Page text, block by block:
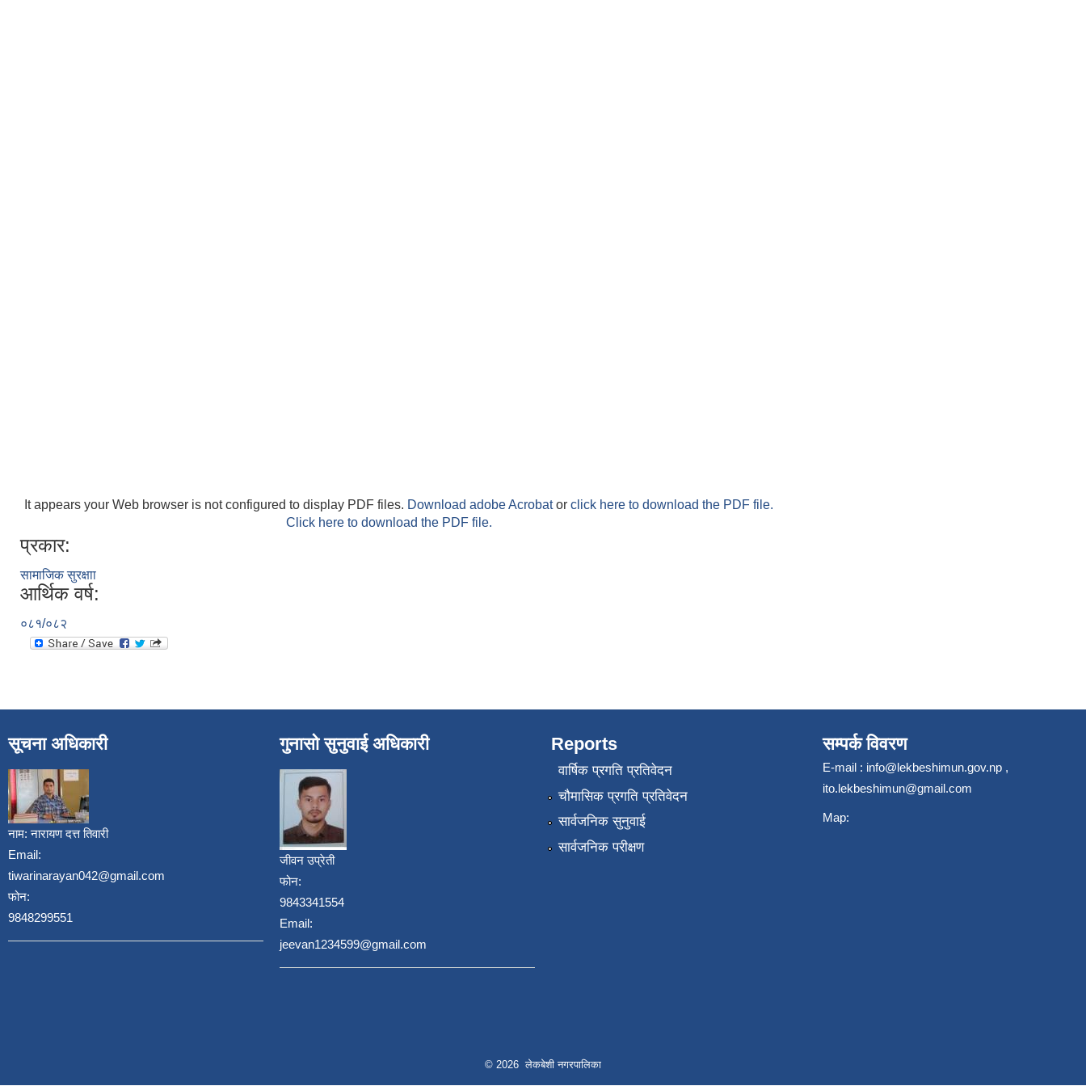
It appears your Web browser is not configured to display PDF files. Download adobe Acrobator click here to download the PDF file.
Click here to download the PDF file.
प्रकार:
सामाजिक सुरक्षाा
आर्थिक वर्ष:
०८१/०८२
सूचना अधिकारी
नाम:नारायण दत्त तिवारी
Email:
tiwarinarayan042@gmail.com
फोन:
9848299551
गुनासो सुनुवाई अधिकारी
जीवन उप्रेती
फोन:
9843341554
Email:
jeevan1234599@gmail.com
Reports
वार्षिक प्रगति प्रतिवेदन
चौमासिक प्रगति प्रतिवेदन
सार्वजनिक सुनुवाई
सार्वजनिक परीक्षण
सम्पर्क विवरण
E-mail : info@lekbeshimun.gov.np ,
ito.lekbeshimun@gmail.com
Map:
© 2026 लेकबेशी नगरपालिका